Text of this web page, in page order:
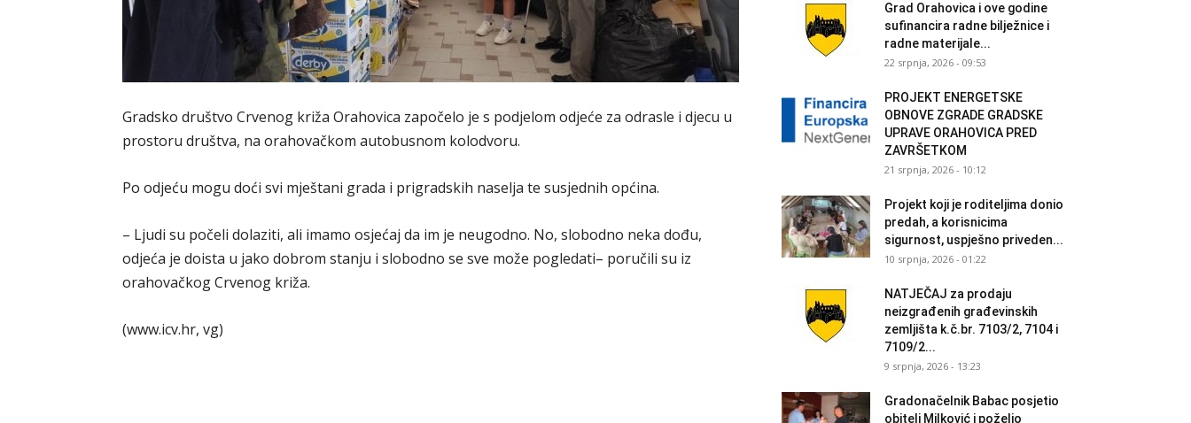
Gradsko društvo Crvenog križa Orahovica započelo je s podjelom odjeće za odrasle i djecu u
prostoru društva, na orahovačkom autobusnom kolodvoru.
Po odjeću mogu doći svi mještani grada i prigradskih naselja te susjednih općina.
– Ljudi su počeli dolaziti, ali imamo osjećaj da im je neugodno. No, slobodno neka dođu,
odjeća je doista u jako dobrom stanju i slobodno se sve može pogledati– poručili su iz
orahovačkog Crvenog križa.
(www.icv.hr, vg)
Grad Orahovica i ove godine
sufinancira radne bilježnice i
radne materijale...
22 srpnja, 2026 - 09:53
PROJEKT ENERGETSKE
OBNOVE ZGRADE GRADSKE
UPRAVE ORAHOVICA PRED
ZAVRŠETKOM
21 srpnja, 2026 - 10:12
Projekt koji je roditeljima donio
predah, a korisnicima
sigurnost, uspješno priveden...
10 srpnja, 2026 - 01:22
NATJEČAJ za prodaju
neizgrađenih građevinskih
zemljišta k.č.br. 7103/2, 7104 i
7109/2...
9 srpnja, 2026 - 13:23
Gradonačelnik Babac posjetio
obitelj Milković i poželio